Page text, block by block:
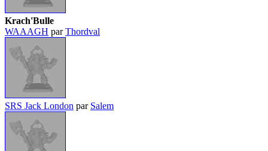
Krach'Bulle
WAAAGH parThordval
SRS Jack London par Salem